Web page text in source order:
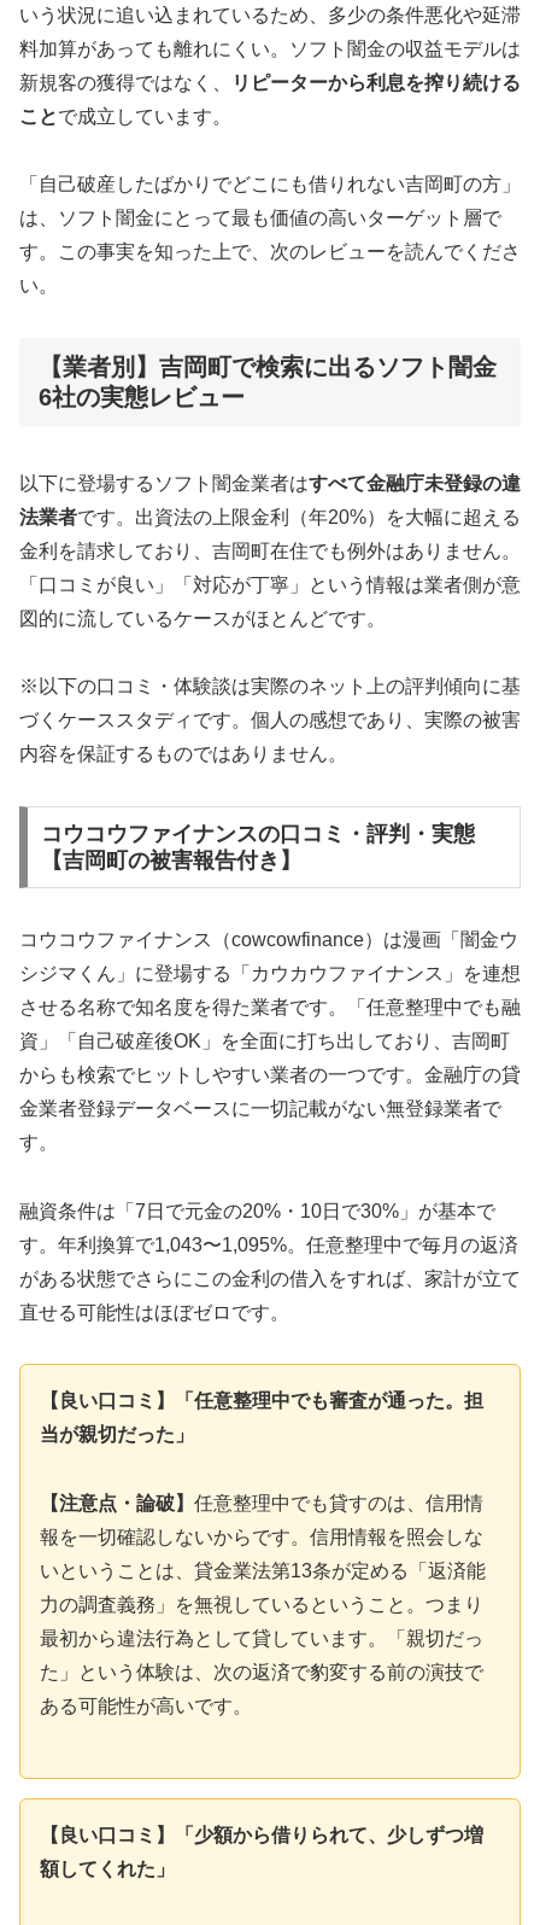
いう状況に追い込まれているため、多少の条件悪化や延滞
料加算があっても離れにくい。ソフト闇金の収益モデルは
新規客の獲得ではなく、
リピーターから利息を搾り続ける
ことで成立しています。
「自己破産したばかりでどこにも借りれない吉岡町の方」
は、ソフト闇金にとって最も価値の高いターゲット層で
す。この事実を知った上で、次のレビューを読んでくださ
い。
【業者別】吉岡町で検索に出るソフト闇金
6社の実態レビュー
以下に登場するソフト闇金業者はすべて金融庁未登録の違
法業者です。出資法の上限金利（年20%）を大幅に超える
金利を請求しており、吉岡町在住でも例外はありません。
「口コミが良い」「対応が丁寧」という情報は業者側が意
図的に流しているケースがほとんどです。
※以下の口コミ・体験談は実際のネット上の評判傾向に基
づくケーススタディです。個人の感想であり、実際の被害
内容を保証するものではありません。
コウコウファイナンスの口コミ・評判・実態
【吉岡町の被害報告付き】
コウコウファイナンス（cowcowfinance）は漫画「闇金ウ
シジマくん」に登場する「カウカウファイナンス」を連想
させる名称で知名度を得た業者です。「任意整理中でも融
資」「自己破産後OK」を全面に打ち出しており、吉岡町
からも検索でヒットしやすい業者の一つです。金融庁の貸
金業者登録データベースに一切記載がない無登録業者で
す。
融資条件は「7日で元金の20%・10日で30%」が基本で
す。年利換算で1,043〜1,095%。任意整理中で毎月の返済
がある状態でさらにこの金利の借入をすれば、家計が立て
直せる可能性はほぼゼロです。
【良い口コミ】「任意整理中でも審査が通った。担
当が親切だった」
【注意点・論破】 任意整理中でも貸すのは、信用情
報を一切確認しないからです。信用情報を照会しな
いということは、貸金業法第13条が定める「返済能
力の調査義務」を無視しているということ。つまり
最初から違法行為として貸しています。「親切だっ
た」という体験は、次の返済で豹変する前の演技で
ある可能性が高いです。
【良い口コミ】「少額から借りられて、少しずつ増
額してくれた」